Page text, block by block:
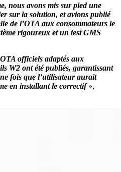
nous avons mis sur pied une
sur la solution, et avions publié
de l’OTA aux consommateurs le
rigoureux et un test GMS
officiels adaptés aux
W2 ont été publiés, garantissant
fois que l’utilisateur aurait
en installant le correctif»,